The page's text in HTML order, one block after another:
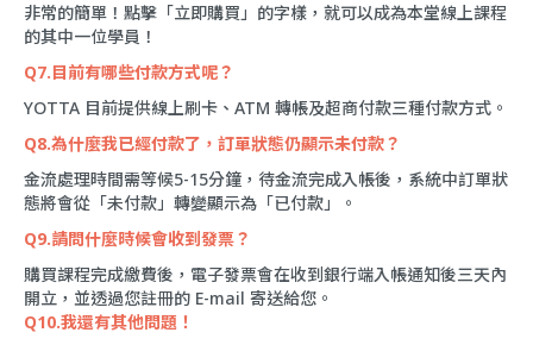
非常的簡單！點擊「立即購買」的字樣，就可以成為本堂線上課程
的其中一位學員！
Q7.目前有哪些付款方式呢？
YOTTA 目前提供線上刷卡、ATM 轉帳及超商付款三種付款方式。
Q8.為什麼我已經付款了，訂單狀態仍顯示未付款？
金流處理時間需等候5-15分鐘，待金流完成入帳後，系統中訂單狀
態將會從「未付款」轉變顯示為「已付款」。
Q9.請問什麼時候會收到發票？
購買課程完成繳費後，電子發票會在收到銀行端入帳通知後三天內
開立，並透過您註冊的 E-mail 寄送給您。
Q10.我還有其他問題！